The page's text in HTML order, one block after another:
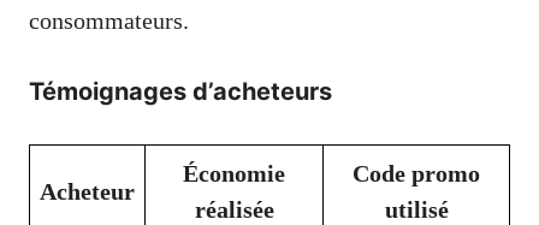
consommateurs.
Témoignages d’acheteurs
Acheteur
Économie
réalisée
Code promo
utilisé